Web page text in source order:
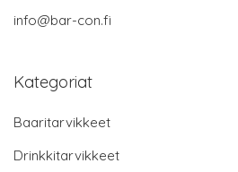
info@bar-con.fi
Kategoriat
Baaritarvikkeet
Drinkkitarvikkeet